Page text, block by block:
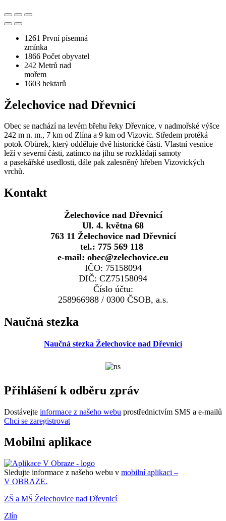
1261 První písemná
zmínka
1866 Počet obyvatel
242 Metrů nad
mořem
1603 hektarů
Želechovice nad Dřevnicí
Obec se nachází na levém břehu řeky Dřevnice, v nadmořské výšce
242 m n. m., 7 km od Zlína a 9 km od Vizovic. Středem protéká
potok Obůrek, který odděluje dvě historické části. Vlastní vesnice
leží v severní části, zatímco na jihu se rozkládají samoty
a pasekářské usedlosti, dále pak zalesněný hřeben Vizovických
vrchů.
Kontakt
Želechovice nad Dřevnicí
Ul. 4. května 68
763 11 Želechovice nad Dřevnicí
tel.: 775 569 118
e-mail: obec@zelechovice.eu
IČO: 75158094
DIČ: CZ75158094
Číslo účtu:
258966988 / 0300 ČSOB, a.s.
Naučná stezka
Naučná stezka Želechovice nad Dřevnicí
Přihlášení k odběru zpráv
Dostávejte informace z našeho webu prostřednictvím SMS a e-mailů
Chci se zaregistrovat
Mobilní aplikace
Sledujte informace z našeho webu v mobilní aplikaci –
V OBRAZE.
ZŠ a MŠ Želechovice nad Dřevnicí
Zlín